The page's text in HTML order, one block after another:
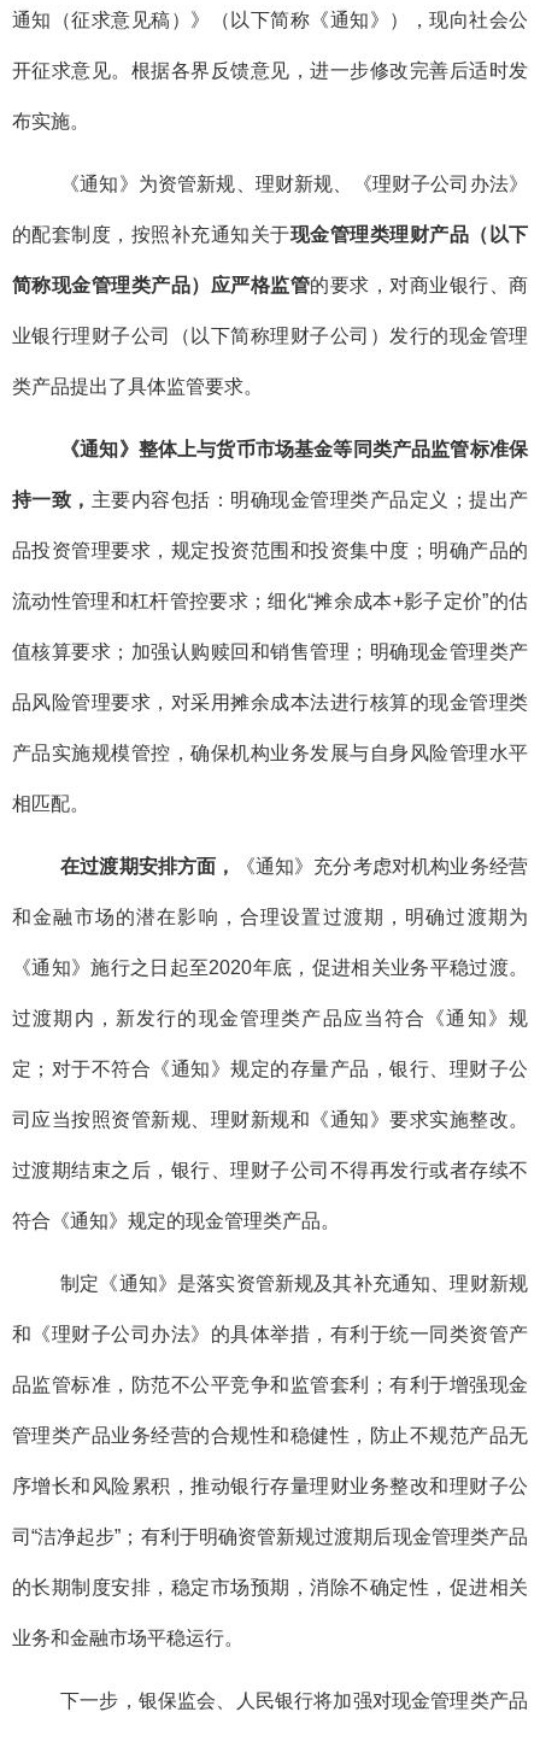
通知（征求意见稿）》（以下简称《通知》），现向社会公
开征求意见。根据各界反馈意见，进一步修改完善后适时发
布实施。
《通知》为资管新规、理财新规、《理财子公司办法》
的配套制度，按照补充通知关于现金管理类理财产品（以下
简称现金管理类产品）应严格监管的要求，对商业银行、商
业银行理财子公司（以下简称理财子公司）发行的现金管理
类产品提出了具体监管要求。
《通知》整体上与货币市场基金等同类产品监管标准保
持一致， 主要内容包括：明确现金管理类产品定义；提出产
品投资管理要求，规定投资范围和投资集中度；明确产品的
流动性管理和杠杆管控要求；细化“摊余成本+影子定价”的估
值核算要求；加强认购赎回和销售管理；明确现金管理类产
品风险管理要求，对采用摊余成本法进行核算的现金管理类
产品实施规模管控，确保机构业务发展与自身风险管理水平
相匹配。
在过渡期安排方面， 《通知》充分考虑对机构业务经营
和金融市场的潜在影响，合理设置过渡期，明确过渡期为
《通知》施行之日起至2020年底，促进相关业务平稳过渡。
过渡期内，新发行的现金管理类产品应当符合《通知》规
定；对于不符合《通知》规定的存量产品，银行、理财子公
司应当按照资管新规、理财新规和《通知》要求实施整改。
过渡期结束之后，银行、理财子公司不得再发行或者存续不
符合《通知》规定的现金管理类产品。
制定《通知》是落实资管新规及其补充通知、理财新规
和《理财子公司办法》的具体举措，有利于统一同类资管产
品监管标准，防范不公平竞争和监管套利；有利于增强现金
管理类产品业务经营的合规性和稳健性，防止不规范产品无
序增长和风险累积，推动银行存量理财业务整改和理财子公
司“洁净起步”；有利于明确资管新规过渡期后现金管理类产品
的长期制度安排，稳定市场预期，消除不确定性，促进相关
业务和金融市场平稳运行。
下一步，银保监会、人民银行将加强对现金管理类产品